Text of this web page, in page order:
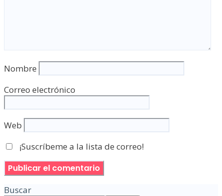
Nombre
Correo electrónico
Web
¡Suscríbeme a la lista de correo!
Buscar